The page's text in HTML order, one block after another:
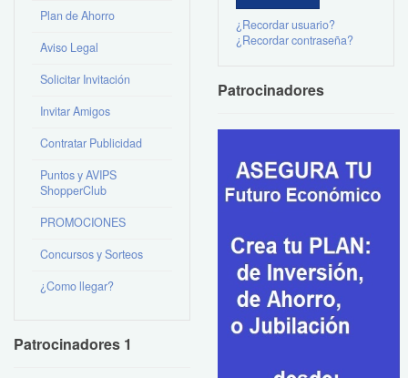
Plan de Ahorro
Aviso Legal
Solicitar Invitación
Invitar Amigos
Contratar Publicidad
Puntos y AVIPS
ShopperClub
PROMOCIONES
Concursos y Sorteos
¿Como llegar?
Patrocinadores 1
¿Recordar usuario?
¿Recordar contraseña?
Patrocinadores